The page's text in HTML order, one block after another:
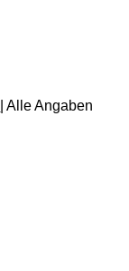
| Alle Angaben